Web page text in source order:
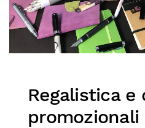
Regalistica e
promozionali